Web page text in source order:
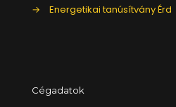
→
Energetikai tanúsítvány Érd
Cégadatok